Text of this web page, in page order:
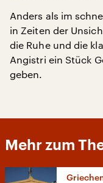
Anders als im
in Zeiten der
die Ruhe und die
Angistri ein Stück
geben.
Mehr zum